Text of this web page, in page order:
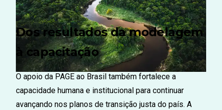
Dos resultados da modelagem
à capacitação
O apoio da PAGE ao Brasil também fortalece a
capacidade humana e institucional para continuar
avançando nos planos de transição justa do país. A